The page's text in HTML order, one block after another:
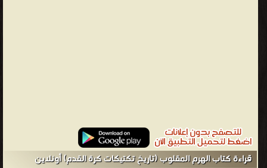
من كتب متنوعة - مكتبة الكتب والموسوعات العامة.
قراءة كتاب الهرم المقلوب (تاريخ تكتيكات كرة القدم) أونلاين